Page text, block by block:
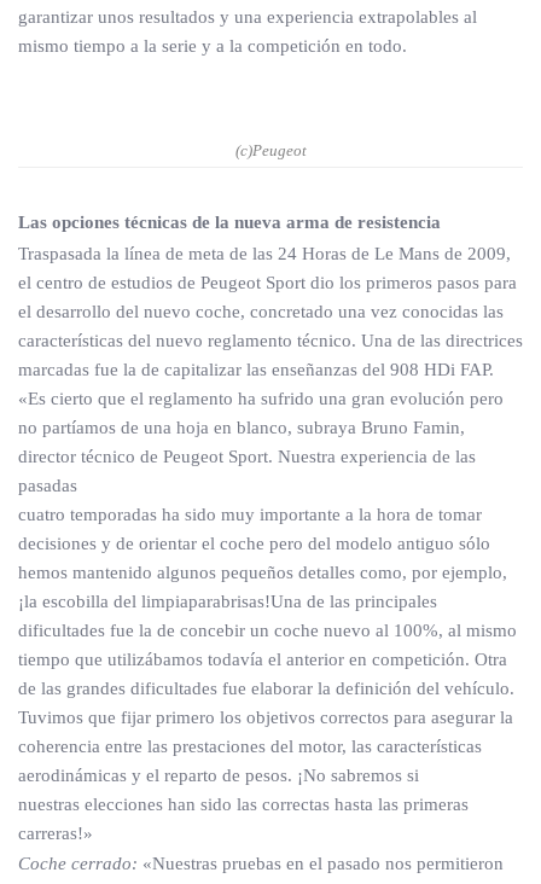
garantizar unos resultados y una experiencia extrapolables al
mismo tiempo a la serie y a la competición en todo.
(c)Peugeot
Las opciones técnicas de la nueva arma de resistencia
Traspasada la línea de meta de las 24 Horas de Le Mans de 2009,
el centro de estudios de Peugeot Sport dio los primeros pasos para
el desarrollo del nuevo coche, concretado una vez conocidas las
características del nuevo reglamento técnico. Una de las directrices
marcadas fue la de capitalizar las enseñanzas del 908 HDi FAP.
«Es cierto que el reglamento ha sufrido una gran evolución pero
no partíamos de una hoja en blanco, subraya Bruno Famin,
director técnico de Peugeot Sport. Nuestra experiencia de las
pasadas
cuatro temporadas ha sido muy importante a la hora de tomar
decisiones y de orientar el coche pero del modelo antiguo sólo
hemos mantenido algunos pequeños detalles como, por ejemplo,
¡la escobilla del limpiaparabrisas!Una de las principales
dificultades fue la de concebir un coche nuevo al 100%, al mismo
tiempo que utilizábamos todavía el anterior en competición. Otra
de las grandes dificultades fue elaborar la definición del vehículo.
Tuvimos que fijar primero los objetivos correctos para asegurar la
coherencia entre las prestaciones del motor, las características
aerodinámicas y el reparto de pesos. ¡No sabremos si
nuestras elecciones han sido las correctas hasta las primeras
carreras!»
Coche cerrado: «Nuestras pruebas en el pasado nos permitieron